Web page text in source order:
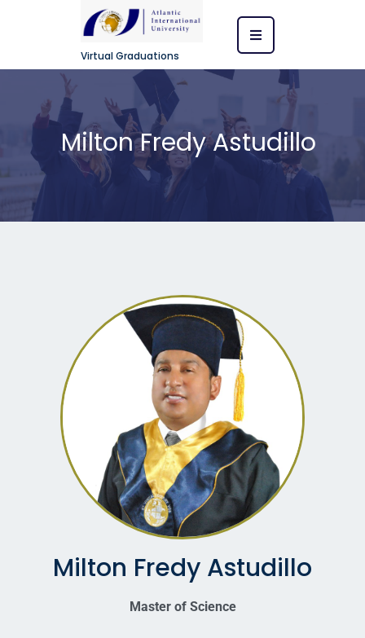
Virtual Graduations
Milton Fredy Astudillo
Milton Fredy Astudillo
Master of Science